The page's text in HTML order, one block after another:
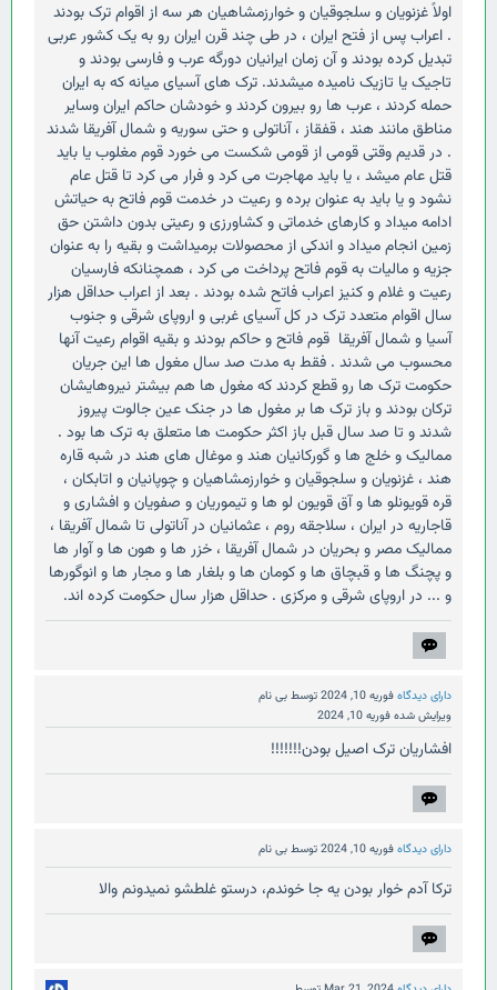
اولاً غزنویان و سلجوقیان و خوارزمشاهیان هر سه از اقوام ترک بودند
. اعراب پس از فتح ایران ، در طی چند قرن ایران رو به یک کشور عربی
تبدیل کرده بودند و آن زمان ایرانیان دورگه عرب و فارسی بودند و
تاجیک یا تازیک نامیده میشدند. ترک های آسیای میانه که به ایران
حمله کردند ، عرب ها رو بیرون کردند و خودشان حاکم ایران وسایر
مناطق مانند هند ، قفقاز ، آناتولی و حتی سوریه و شمال آفریقا شدند
. در قدیم وقتی قومی از قومی شکست می خورد قوم مغلوب یا باید
قتل عام میشد ، یا باید مهاجرت می کرد و فرار می کرد تا قتل عام
نشود و یا باید به عنوان برده و رعیت در خدمت قوم فاتح به حیاتش
ادامه میداد و کارهای خدماتی و کشاورزی و رعیتی بدون داشتن حق
زمین انجام میداد و اندکی از محصولات برمیداشت و بقیه را به عنوان
جزیه و مالیات به قوم فاتح پرداخت می کرد ، همچنانکه فارسیان
رعیت و غلام و کنیز اعراب فاتح شده بودند . بعد از اعراب حداقل هزار
سال اقوام متعدد ترک در کل آسیای غربی و اروپای شرقی و جنوب
آسیا و شمال آفریقا قوم فاتح و حاکم بودند و بقیه اقوام رعیت آنها
محسوب می شدند . فقط به مدت صد سال مغول ها این جریان
حکومت ترک ها رو قطع کردند که مغول ها هم بیشتر نیروهایشان
ترکان بودند و باز ترک ها بر مغول ها در جنک عین جالوت پیروز
شدند و تا صد سال قبل باز اکثر حکومت ها متعلق به ترک ها بود .
ممالیک و خلج ها و گورکانیان هند و موغال های هند در شبه قاره
هند ، غزنویان و سلجوقیان و خوارزمشاهیان و چوپانیان و اتابکان ،
قره قویونلو ها و آق قویون لو ها و تیموریان و صفویان و افشاری و
قاجاریه در ایران ، سلاجقه روم ، عثمانیان در آناتولی تا شمال آفریقا ،
ممالیک مصر و بحریان در شمال آفریقا ، خزر ها و هون ها و آوار ها
و پچنگ ها و قبچاق ها و کومان ها و بلغار ها و مجار ها و انوگورها
و ... در اروپای شرقی و مرکزی . حداقل هزار سال حکومت کرده اند.
دارای دیدگاهفوریه 10, 2024 توسطبی نام
ویرایش شدهفوریه 10, 2024
افشاریان ترک اصیل بودن!!!!!!!
دارای دیدگاهفوریه 10, 2024 توسطبی نام
ترکا آدم خوار بودن یه جا خوندم، درستو غلطشو نمیدونم والا